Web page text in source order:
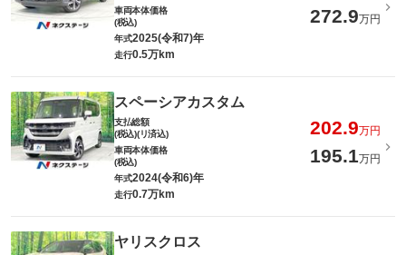
車両本体価格
(税込)
272.9万円
年式2025(令和7)年
走行0.5万km
スペーシアカスタム
支払総額
(税込)(リ済込)
202.9万円
車両本体価格
(税込)
195.1万円
年式2024(令和6)年
走行0.7万km
ヤリスクロス